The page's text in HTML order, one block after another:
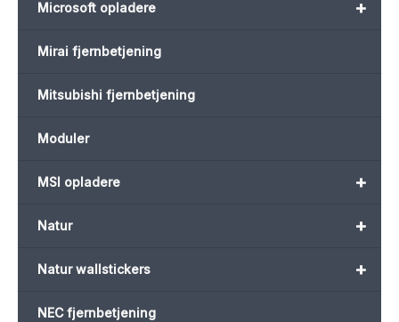
+
Microsoft opladere
Mirai fjernbetjening
Mitsubishi fjernbetjening
Moduler
+
MSI opladere
+
Natur
+
Natur wallstickers
NEC fjernbetjening